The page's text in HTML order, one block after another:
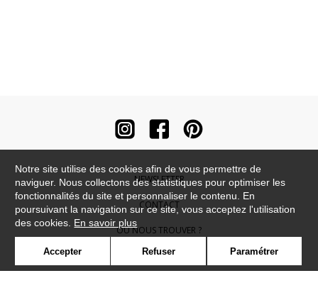
NEWSLETTER
CONTACT
OÙ NOUS TROUVER ?
CONTRACT
Notre site utilise des cookies afin de vous permettre de
naviguer. Nous collectons des statistiques pour optimiser les
fonctionnalités du site et personnaliser le contenu. En
poursuivant la navigation sur ce site, vous acceptez l'utilisation
des cookies. En savoir plus
Accepter Refuser Paramétrer